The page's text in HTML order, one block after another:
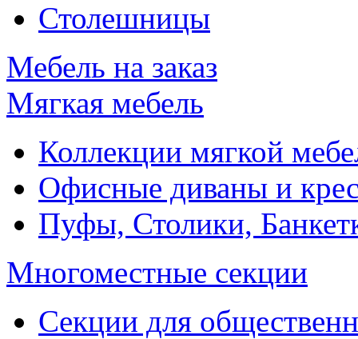
Столешницы
Мебель на заказ
Мягкая мебель
Коллекции мягкой
Офисные диваны и
Пуфы, Столики,
Многоместные секции
Секции для